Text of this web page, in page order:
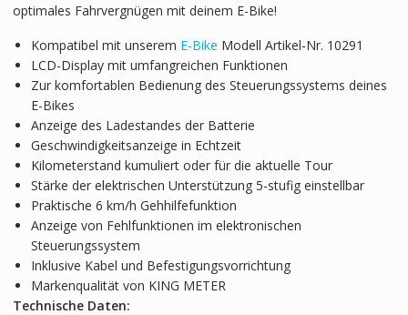
optimales Fahrvergnügen mit deinem E-Bike!
Kompatibel mit unserem E-Bike Modell Artikel-Nr. 10291
LCD-Display mit umfangreichen Funktionen
Zur komfortablen Bedienung des Steuerungssystems deines
E-Bikes
Anzeige des Ladestandes der Batterie
Geschwindigkeitsanzeige in Echtzeit
Kilometerstand kumuliert oder für die aktuelle Tour
Stärke der elektrischen Unterstützung 5-stufig einstellbar
Praktische 6 km/h Gehhilfefunktion
Anzeige von Fehlfunktionen im elektronischen
Steuerungssystem
Inklusive Kabel und Befestigungsvorrichtung
Markenqualität von KING METER
Technische Daten: